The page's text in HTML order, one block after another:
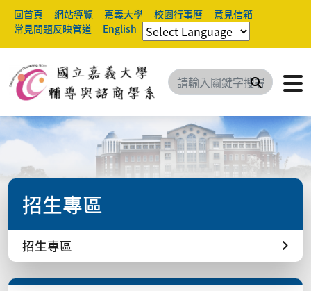
回首頁 網站導覽 嘉義大學 校園行事曆
意見信箱
常見問題反映管道
English
搜尋
招生專區
招生專區